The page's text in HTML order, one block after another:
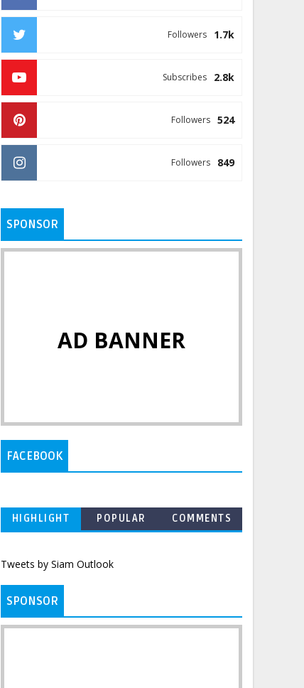
1.7k
Followers
2.8k
Subscribes
524
Followers
849
Followers
SPONSOR
AD BANNER
FACEBOOK
HIGHLIGHT POPULAR COMMENTS
Tweets by Siam Outlook
SPONSOR